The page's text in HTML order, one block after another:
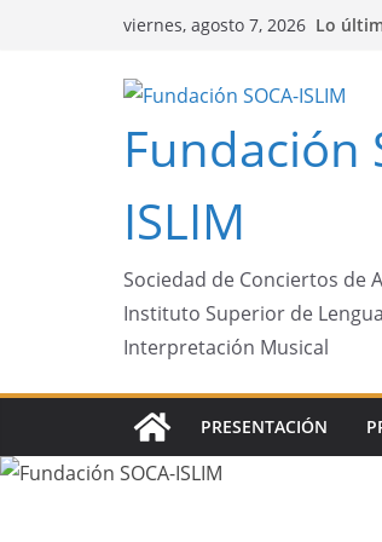
viernes, agosto 7, 2026 Lo
Fundación
ISLIM
Sociedad de Conciertos de
Instituto Superior de
Interpretación Musical
PRESENTACIÓN